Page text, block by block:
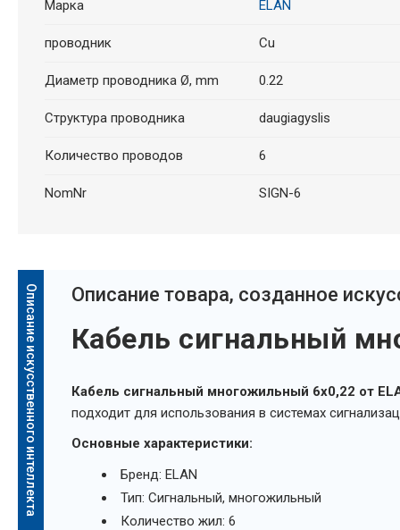
Марка ELAN
проводник Cu
Диаметр проводника Ø, mm 0.22
Структура проводника daugiagyslis
Количество проводов 6
NomNr SIGN-6
Описание искусственного интеллекта
Oписание товара, созданное
Кабель сигнальный
Кабель сигнальный многожильный 6х0,22 от
подходит для использования в системах
Основные характеристики:
Бренд: ELAN
Тип: Сигнальный, многожильный
Количество жил: 6